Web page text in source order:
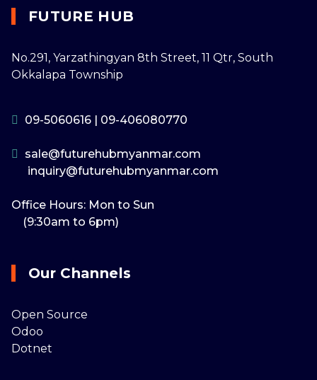
FUTURE HUB
No.291, Yarzathingyan 8th Street, 11 Qtr, South
Okkalapa Township
09-5060616 09-406080770
sale@futurehubmyanmar.com
inquiry@futurehubmyanmar.com
Office Hours: Mon to Sun
(9:30am to 6pm)
Our Channels
Open Source
Odoo
Dotnet